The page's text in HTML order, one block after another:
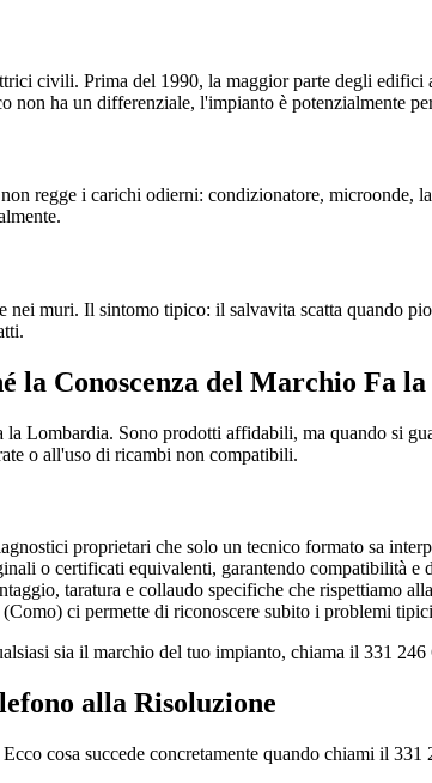
civili. Prima del 1990, la maggior parte degli
non ha un differenziale, l'impianto è potenzialmente
regge i carichi odierni: condizionatore, microonde,
nei muri. Il sintomo tipico: il salvavita scatta quando
la Conoscenza del Marchio Fa
Lombardia. Sono prodotti affidabili, ma quando si
o all'uso di ricambi non compatibili.
proprietari che solo un tecnico formato sa
o certificati equivalenti, garantendo compatibilità e
taratura e collaudo specifiche che rispettiamo
ci permette di riconoscere subito i problemi
sia il marchio del tuo impianto, chiama il 331
alla Risoluzione
cosa succede concretamente quando chiami il 331